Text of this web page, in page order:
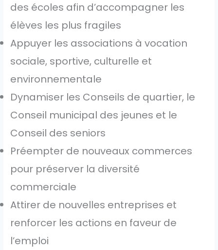
des écoles afin d’accompagner les
élèves les plus fragiles
Appuyer les associations à vocation
sociale, sportive, culturelle et
environnementale
Dynamiser les Conseils de quartier, le
Conseil municipal des jeunes et le
Conseil des seniors
Préempter de nouveaux commerces
pour préserver la diversité
commerciale
Attirer de nouvelles entreprises et
renforcer les actions en faveur de
l’emploi